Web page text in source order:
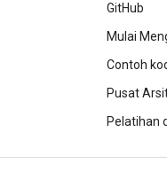
GitHub
Mulai
Contoh
Pusat
Pelatihan